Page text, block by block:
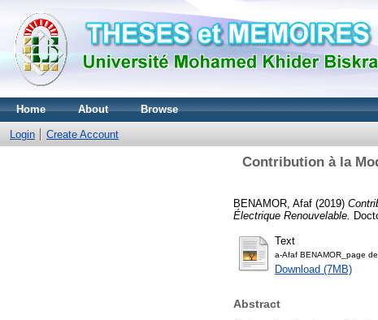
Home About Browse
Login Create Account
Contribution à la
BENAMOR, Afaf (2019)
Électrique Renouvelable.
Text
Download (7MB)
Abstract